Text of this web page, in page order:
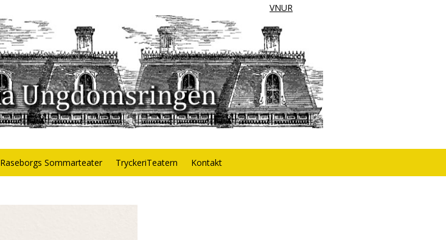
VNUR
Raseborgs Sommarteater TryckeriTeatern Kontakt